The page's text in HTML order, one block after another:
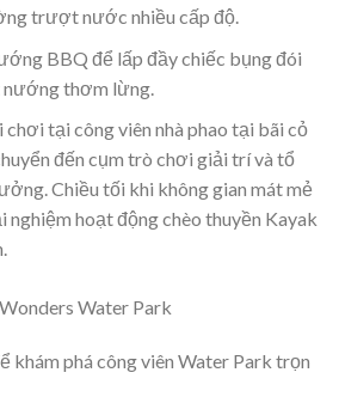
trượt nước nhiều cấp độ.
BBQ để lấp đầy chiếc bụng đói
thơm lừng.
tại công viên nhà phao tại bãi cỏ
đến cụm trò chơi giải trí và tổ
Chiều tối khi không gian mát mẻ
nghiệm hoạt động chèo thuyền Kayak
khám phá công viên Water Park trọn